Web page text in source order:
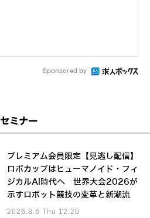
Sponsored by
セミナー
プレミアム会員限定【見逃し配信】
ロボカップはヒューマノイド・フィ
ジカルAI時代へ 世界大会2026が
示すロボット競技の変革と新潮流
2026.8.6 Thu 12:20